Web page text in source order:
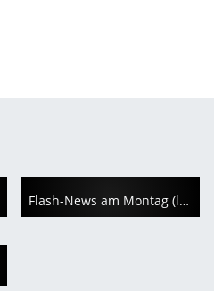
Flash-News am Montag (leichtathletik.de)